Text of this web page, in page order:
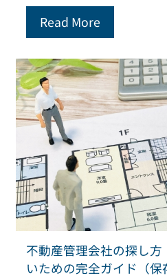
Read More
不動産管理会社の探し
いための完全ガイド（保